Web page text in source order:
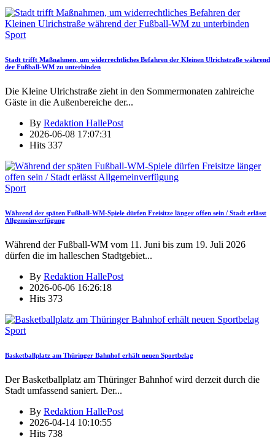
Sport
Stadt trifft Maßnahmen, um widerrechtliches Befahren der Kleinen Ulrichstraße während
der Fußball-WM zu unterbinden
Die Kleine Ulrichstraße zieht in den Sommermonaten zahlreiche
Gäste in die Außenbereiche der...
By Redaktion HallePost
2026-06-08 17:07:31
Hits 337
Sport
Während der späten Fußball-WM-Spiele dürfen Freisitze länger offen sein / Stadt erlässt
Allgemeinverfügung
Während der Fußball-WM vom 11. Juni bis zum 19. Juli 2026
dürfen die im halleschen Stadtgebiet...
By Redaktion HallePost
2026-06-06 16:26:18
Hits 373
Sport
Basketballplatz am Thüringer Bahnhof erhält neuen Sportbelag
Der Basketballplatz am Thüringer Bahnhof wird derzeit durch die
Stadt umfassend saniert. Der...
By Redaktion HallePost
2026-04-14 10:10:55
Hits 738